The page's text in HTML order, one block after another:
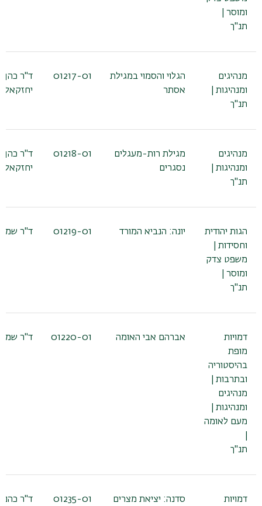
ומוסר |
תנ"ך
מנהיגים
ומנהיגות |
תנ"ך
הגלוי והסמוי במגילת
אסתר
01217-01
ד"ר כהן
יחזקאל
מנהיגים
ומנהיגות |
תנ"ך
מגילת רות-מעגלים
נסגרים
01218-01
ד"ר כהן
יחזקאל
הגות יהודית
וחסידות |
משפט צדק
ומוסר |
תנ"ך
יונה: הנביא המורד 01219-01 ד"ר
דמויות
מופת
בהיסטוריה
ובתרבות |
מנהיגים
ומנהיגות |
מעם לאומה
תנ"ך
אברהם אבי האומה 01220-01 ד"ר
דמויות
סדנה: יציאת מצרים
01235-01 ד"ר